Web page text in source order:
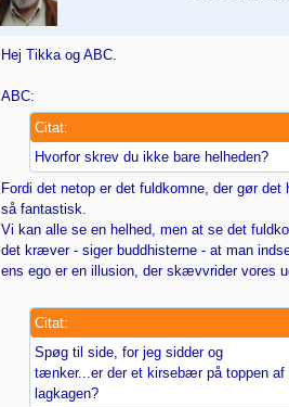
Hej Tikka og ABC.
ABC:
Citat:
Hvorfor skrev du ikke bare helheden?
Fordi det netop er det fuldkomne, der gør det
så fantastisk.
Vi kan alle se en helhed, men at se det
det kræver - siger buddhisterne - at man
ens ego er en illusion, der skævvrider vores
Citat:
Spøg til side, for jeg sidder og
tænker...er der et kirsebær på toppen af
lagkagen?